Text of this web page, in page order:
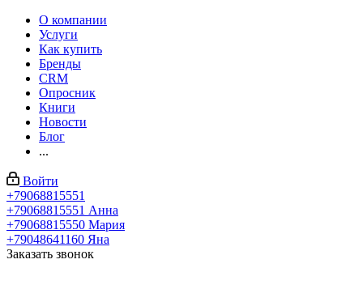
О компании
Услуги
Как купить
Бренды
CRM
Опросник
Книги
Новости
Блог
...
Войти
+79068815551
+79068815551 Анна
+79068815550 Мария
+79048641160 Яна
Заказать звонок